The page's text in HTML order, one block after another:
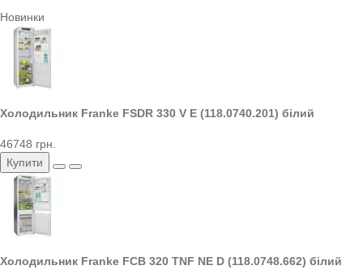
Новинки
Холодильник Franke FSDR 330 V E (118.0740.201) білий
46748 грн.
Купити
Холодильник Franke FCB 320 TNF NE D (118.0748.662) білий